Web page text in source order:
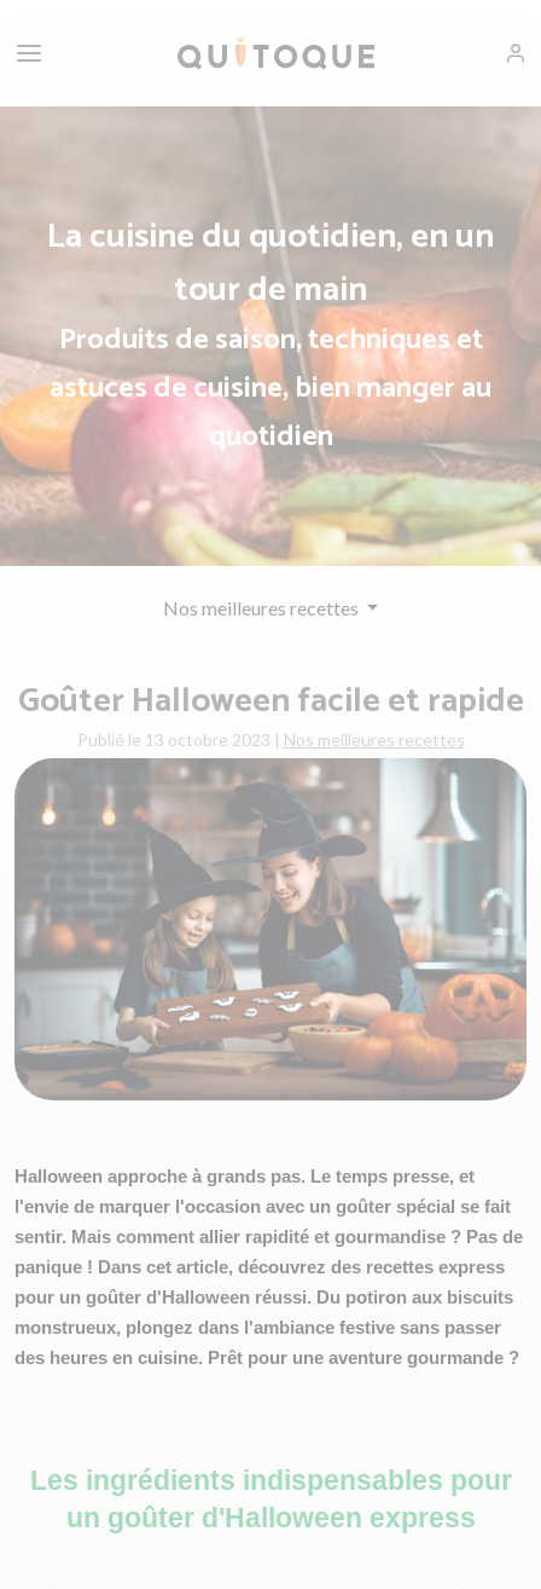
La cuisine du quotidien, en un
tour de main
Produits de saison, techniques et
astuces de cuisine, bien manger au
quotidien
Nos meilleures recettes
Goûter Halloween facile et rapide
Publié le 13 octobre 2023 | Nos meilleures recettes
Halloween approche à grands pas. Le temps presse, et
l'envie de marquer l'occasion avec un goûter spécial se fait
sentir. Mais comment allier rapidité et gourmandise ? Pas de
panique ! Dans cet article, découvrez des recettes express
pour un goûter d'Halloween réussi. Du potiron aux biscuits
monstrueux, plongez dans l'ambiance festive sans passer
des heures en cuisine. Prêt pour une aventure gourmande ?
Les ingrédients indispensables pour
un goûter d'Halloween express